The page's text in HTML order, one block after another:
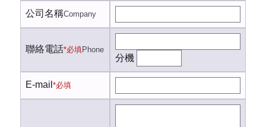
公司名稱Company
聯絡電話*必填Phone
分機
E-mail *必填